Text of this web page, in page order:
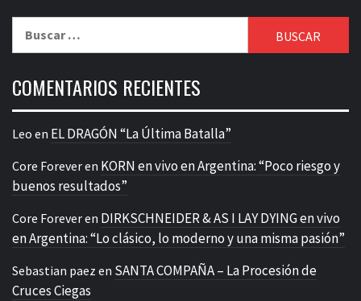
COMENTARIOS RECIENTES
Leo en EL DRAGÓN “La Última Batalla”
Core Foreveren KORN en vivo en Argentina: “Poco riesgo y
buenos resultados”
Core Foreveren DIRKSCHNEIDER & AS I LAY DYING en vivo
en Argentina: “Lo clásico, lo moderno y una misma pasión”
Sebastian paez en SANTA COMPAÑA – La Procesión de
Cruces Ciegas